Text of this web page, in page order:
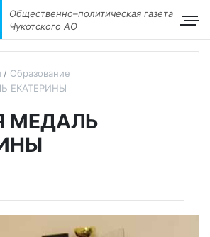
Общественно–политическая газета
Чукотского АО
Образование
ЕКАТЕРИНЫ
МЕДАЛЬ